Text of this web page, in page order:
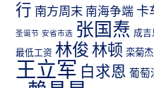
行 南方周末 南海争端 卡
圣诞节 安省市选 张国焘 成
最低工资 林俊 林顿 栾菊杰
王立军 白求恩 葡萄